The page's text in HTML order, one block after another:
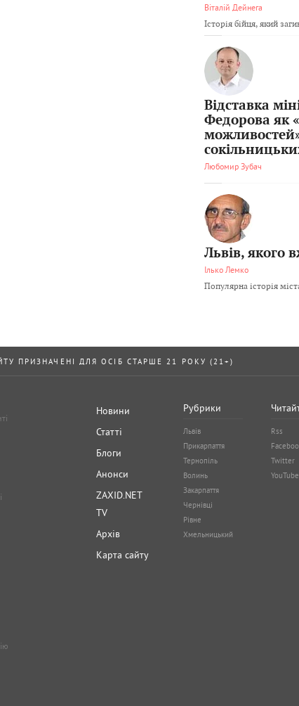
Віталій Дейнега
Історія бійця, який
Відставка
Федорова як
Любомир Зубач
Львів, якого
Ілько Лемко
Популярна історія
ПРИЗНАЧЕНІ ДЛЯ ОСІБ СТАРШЕ 21 РОКУ (21+)
Новини
Статті
Блоги
Анонси
ZAXID.NET
TV
Архів
Карта сайту
Рубрики
Львів
Прикарпаття
Тернопіль
Волинь
Закарпаття
Чернівці
Рівне
Хмельницький
Rss
Twitter
YouTube